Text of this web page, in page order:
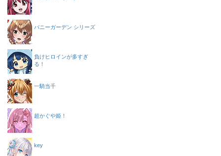
バニーガーデン シリーズ
負けヒロインが多すぎ
る！
一騎当千
超かぐや姫！
key